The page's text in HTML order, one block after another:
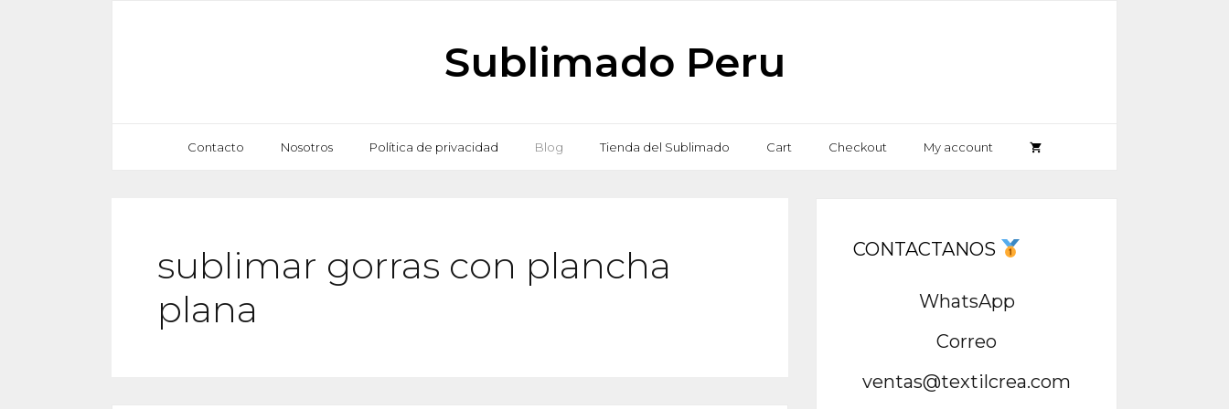
Sublimado Peru
Contacto Nosotros Política de privacidad Blog Tienda del Sublimado Cart Checkout My account
sublimar gorras con plancha
plana
CONTACTANOS
WhatsApp
Correo
ventas@textilcrea.com